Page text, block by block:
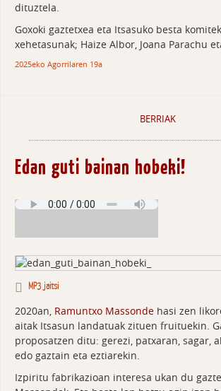
dituztela.
Goxoki gaztetxea eta Itsasuko besta
xehetasunak; Haize Albor, Joana Parachu
2025eko Agorrilaren 19a
BERRIAK
Edan guti bainan hobeki!
MP3 jaitsi
2020an, Ramuntxo Massonde hasi zen
aitak Itsasun landatuak zituen fruituekin.
proposatzen ditu: gerezi, patxaran, sagar,
edo gaztain eta eztiarekin.
Izpiritu fabrikazioan interesa ukan du